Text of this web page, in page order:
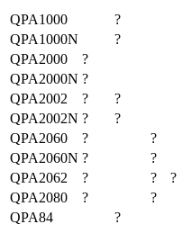
QPA1000 ?
QPA1000N
?
QPA2000
?
QPA2000N ?
QPA2002
? ?
QPA2002N ? ?
QPA2060
? ?
QPA2060N ? ?
QPA2062
? ? ?
QPA2080
? ?
QPA84
?